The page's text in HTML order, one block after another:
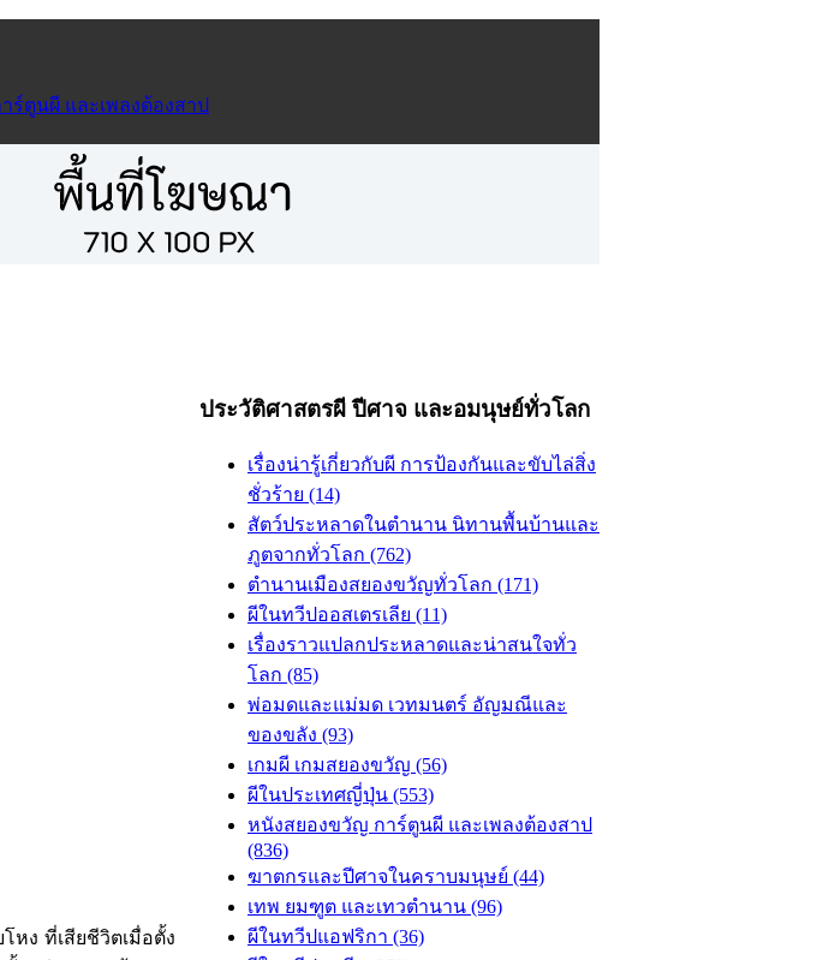
ร์ตูนผี และเพลงต้องสาป
ง ที่เสียชีวิตเมื่อตั้ง
ประวัติศาสตรผี ปีศาจ และอมนุษย์ทั่วโลก
เรื่องน่ารู้เกี่ยวกับผี การป้องกันและขับไล่สิ่ง
ชั่วร้าย (14)
สัตว์ประหลาดในตำนาน นิทานพื้นบ้านและ
ภูตจากทั่วโลก (762)
ตำนานเมืองสยองขวัญทั่วโลก (171)
ผีในทวีปออสเตรเลีย (11)
เรื่องราวแปลกประหลาดและน่าสนใจทั่ว
โลก (85)
พ่อมดและแม่มด เวทมนตร์ อัญมณีและ
ของขลัง (93)
เกมผี เกมสยองขวัญ (56)
ผีในประเทศญี่ปุ่น (553)
หนังสยองขวัญ การ์ตูนผี และเพลงต้องสาป
(836)
ฆาตกรและปีศาจในคราบมนุษย์ (44)
เทพ ยมฑูต และเทวตำนาน (96)
ผีในทวีปแอฟริกา (36)